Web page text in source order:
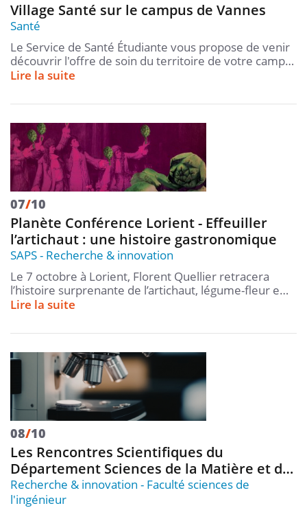
Village Santé sur le campus de Vannes
Santé
Le Service de Santé Étudiante vous propose de venir
découvrir l'offre de soin du territoire de votre camp…
Lire la suite
07/10
Planète Conférence Lorient - Effeuiller
l’artichaut : une histoire gastronomique
SAPS
Recherche & innovation
Le 7 octobre à Lorient, Florent Quellier retracera
l’histoire surprenante de l’artichaut, légume-fleur e…
Lire la suite
08/10
Les Rencontres Scientifiques du
Département Sciences de la Matière et d…
Recherche & innovation
Faculté sciences de
l'ingénieur